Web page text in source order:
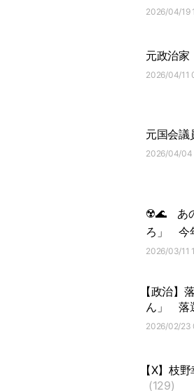
2026/04/19
元政治家
2026/04/11
元国会議
2026/04/04
☢️🌊 あ
ろ」
今
2026/03/11
【政治】
ん」
落
2026/02/23
【X】枝
(129)